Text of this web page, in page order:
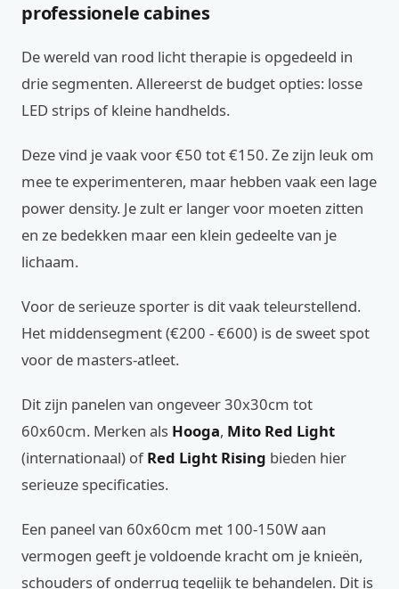
professionele cabines
De wereld van rood licht therapie is opgedeeld in
drie segmenten. Allereerst de budget opties: losse
LED strips of kleine handhelds.
Deze vind je vaak voor €50 tot €150. Ze zijn leuk om
mee te experimenteren, maar hebben vaak een lage
power density. Je zult er langer voor moeten zitten
en ze bedekken maar een klein gedeelte van je
lichaam.
Voor de serieuze sporter is dit vaak teleurstellend.
Het middensegment (€200 - €600) is de sweet spot
voor de masters-atleet.
Dit zijn panelen van ongeveer 30x30cm tot
60x60cm. Merken als Hooga, Mito Red Light
(internationaal) ofRed Light Rising bieden hier
serieuze specificaties.
Een paneel van 60x60cm met 100-150W aan
vermogen geeft je voldoende kracht om je knieën,
schouders of onderrug tegelijk te behandelen. Dit is